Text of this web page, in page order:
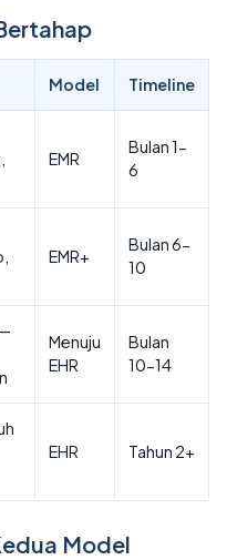
Model Timeline
EMR
Bulan 1-
6
EMR+
Bulan 6-
10
Menuju
EHR
Bulan
10-14
EHR Tahun 2+
Model